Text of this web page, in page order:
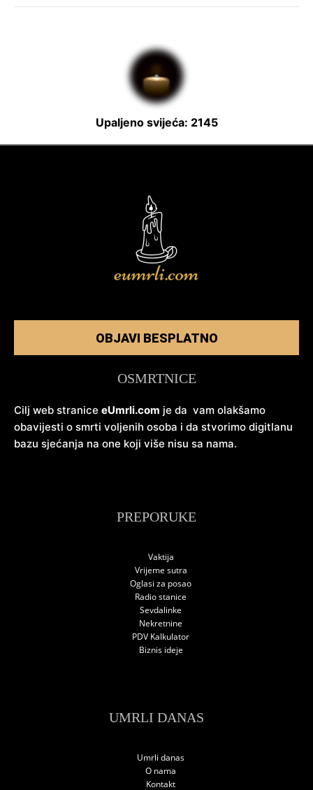
Upaljeno svijeća: 2145
OBJAVI BESPLATNO
OSMRTNICE
Cilj web stranice eUmrli.com je da vam olakšamo
obavijesti o smrti voljenih osoba i da stvorimo digitlanu
bazu sjećanja na one koji više nisu sa nama.
PREPORUKE
Vaktija
Vrijeme sutra
Oglasi za posao
Radio stanice
Sevdalinke
Nekretnine
PDV Kalkulator
Biznis ideje
UMRLI DANAS
Umrli danas
O nama
Kontakt